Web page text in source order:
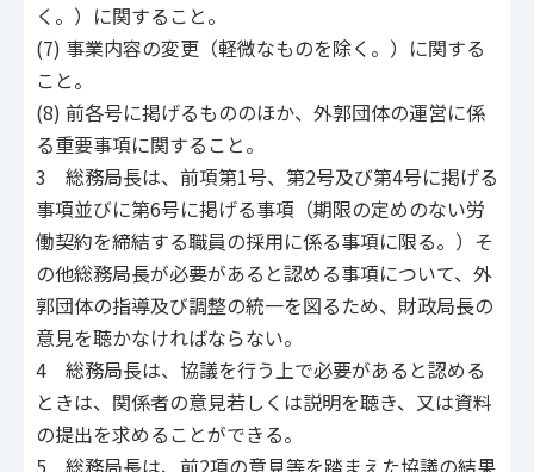
く。）に関すること。
(7) 事業内容の変更（軽微なものを除く。）に関する
こと。
(8) 前各号に掲げるもののほか、外郭団体の運営に係
る重要事項に関すること。
3 総務局長は、前項第1号、第2号及び第4号に掲げる
事項並びに第6号に掲げる事項（期限の定めのない労
働契約を締結する職員の採用に係る事項に限る。）そ
の他総務局長が必要があると認める事項について、外
郭団体の指導及び調整の統一を図るため、財政局長の
意見を聴かなければならない。
4 総務局長は、協議を行う上で必要があると認める
ときは、関係者の意見若しくは説明を聴き、又は資料
の提出を求めることができる。
5 総務局長は、前2項の意見等を踏まえた協議の結果